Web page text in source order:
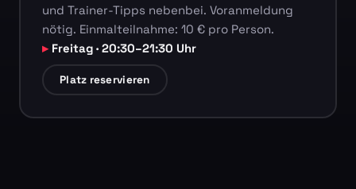
und Trainer-Tipps nebenbei. Voranmeldung
nötig. Einmalteilnahme: 10 € pro Person.
Freitag · 20:30–21:30 Uhr
Platz reservieren